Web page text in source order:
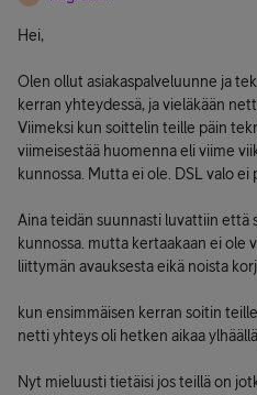
Hei,
Olen ollut asiakaspalveluunne ja
kerran yhteydessä, ja vieläkään
Viimeksi kun soittelin teille päin
viimeisestää huomenna eli viime
kunnossa. Mutta ei ole. DSL valo
Aina teidän suunnasti luvattiin että
kunnossa. mutta kertaakaan ei ole
liittymän avauksesta eikä noista
kun ensimmäisen kerran soitin
netti yhteys oli hetken aikaa
Nyt mieluusti tietäisi jos teillä on